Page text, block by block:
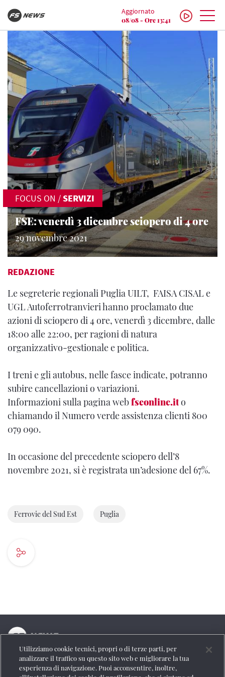
Aggiornato
08/08 - Ore 13:41
FOCUS ON /SERVIZI
FSE: venerdì 3 dicembre sciopero di 4 ore
29 novembre 2021
REDAZIONE
Le segreterie regionali Puglia UILT, FAISA CISAL e
UGL Autoferrotranvieri hanno proclamato due
azioni di sciopero di 4 ore, venerdì 3 dicembre, dalle
18:00 alle 22:00, per ragioni di natura
organizzativo-gestionale e politica.
I treni e gli autobus, nelle fasce indicate, potranno
subire cancellazioni o variazioni.
Informazioni sulla pagina webfseonline.ito
chiamando il Numero verde assistenza clienti 800
079 090.
In occasione del precedente sciopero dell’8
novembre 2021, si è registrata un’adesione del 67%.
Ferrovie del Sud Est Puglia
La testata online del Gruppo FS Italiane
Social
Utilizziamo cookie tecnici, propri o di terze parti, per
analizzare il traffico su questo sito web e migliorare la tua
esperienza di navigazione. Puoi acconsentire, inoltre,